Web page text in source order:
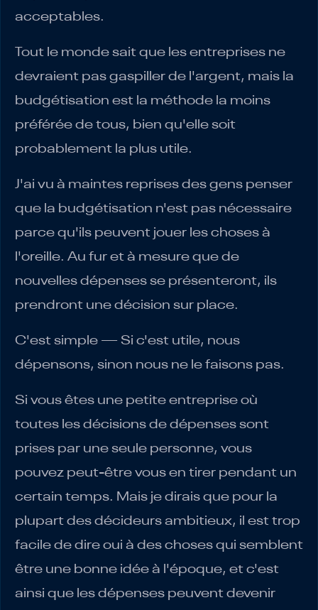
acceptables.
Tout le monde sait que les entreprises ne
devraient pas gaspiller de l'argent, mais la
budgétisation est la méthode la moins
préférée de tous, bien qu'elle soit
probablement la plus utile.
J'ai vu à maintes reprises des gens penser
que la budgétisation n'est pas nécessaire
parce qu'ils peuvent jouer les choses à
l'oreille. Au fur et à mesure que de
nouvelles dépenses se présenteront, ils
prendront une décision sur place.
C'est simple — Si c'est utile, nous
dépensons, sinon nous ne le faisons pas.
Si vous êtes une petite entreprise où
toutes les décisions de dépenses sont
prises par une seule personne, vous
pouvez peut-être vous en tirer pendant un
certain temps. Mais je dirais que pour la
plupart des décideurs ambitieux, il est trop
facile de dire oui à des choses qui semblent
être une bonne idée à l'époque, et c'est
ainsi que les dépenses peuvent devenir